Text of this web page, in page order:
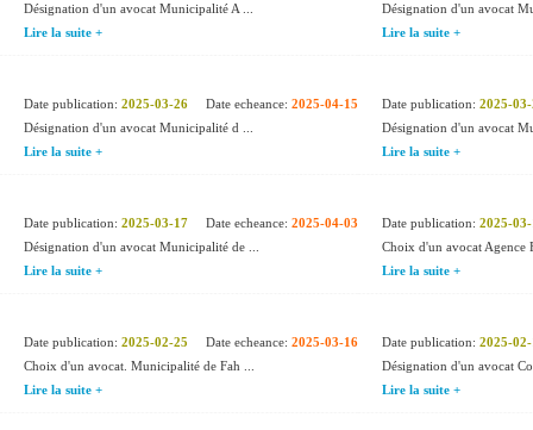
Désignation d'un avocat Municipalité A ...
Lire la suite +
Désignation d'un avocat
Lire la suite +
Date publication: 2025-03-26 Date echeance: 2025-04-15
Désignation d'un avocat Municipalité d ...
Lire la suite +
Date publication: 2025-
Désignation d'un avocat
Lire la suite +
Date publication: 2025-03-17 Date echeance: 2025-04-03
Désignation d'un avocat Municipalité de ...
Lire la suite +
Date publication: 2025-
Choix d'un avocat Agence
Lire la suite +
Date publication: 2025-02-25 Date echeance: 2025-03-16
Choix d'un avocat. Municipalité de Fah ...
Lire la suite +
Date publication: 2025-
Désignation d'un avocat
Lire la suite +